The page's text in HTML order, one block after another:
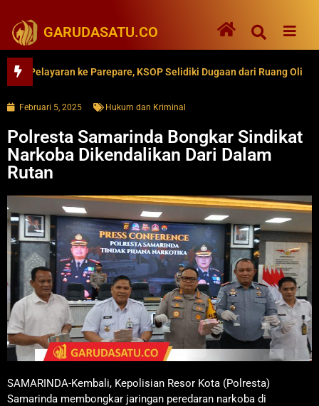
GARUDASATU.CO
ke Parepare, KSOP Selidiki Dugaan dari Ruang Oli
Februari 5, 2025 Hukum dan Kriminal
Polresta Samarinda Bongkar Sindikat
Narkoba Dikendalikan Dari Dalam
Rutan
SAMARINDA-Kembali, Kepolisian Resor Kota (Polresta)
Samarinda membongkar jaringan peredaran narkoba di